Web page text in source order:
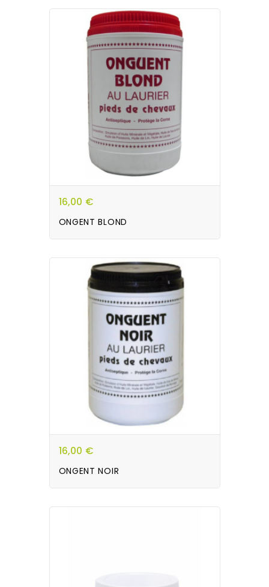
16,00 €
ONGENT BLOND
16,00 €
ONGENT NOIR